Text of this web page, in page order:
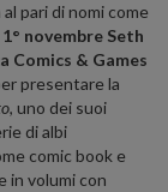
pari di nomi come
novembre Seth
Comics & Games
presentare la
, uno dei suoi
di albi
comic book e
in volumi con